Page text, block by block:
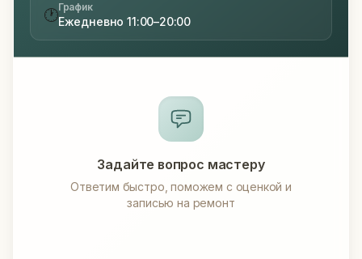
🕐График
Ежедневно 11:00–20:00
Задайте вопрос мастеру
Ответим быстро, поможем с оценкой и
записью на ремонт